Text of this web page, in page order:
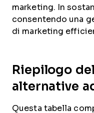
marketing. In
consentendo una
di marketing
Riepilogo
alternative
Questa tabella